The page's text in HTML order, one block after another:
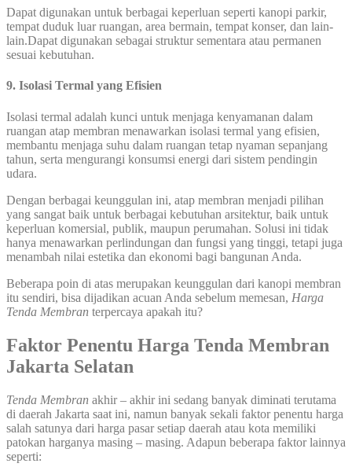
Dapat digunakan untuk berbagai keperluan seperti kanopi parkir,
tempat duduk luar ruangan, area bermain, tempat konser, dan lain-
lain.Dapat digunakan sebagai struktur sementara atau permanen
sesuai kebutuhan.
9. Isolasi Termal yang Efisien
Isolasi termal adalah kunci untuk menjaga kenyamanan dalam
ruangan atap membran menawarkan isolasi termal yang efisien,
membantu menjaga suhu dalam ruangan tetap nyaman sepanjang
tahun, serta mengurangi konsumsi energi dari sistem pendingin
udara.
Dengan berbagai keunggulan ini, atap membran menjadi pilihan
yang sangat baik untuk berbagai kebutuhan arsitektur, baik untuk
keperluan komersial, publik, maupun perumahan. Solusi ini tidak
hanya menawarkan perlindungan dan fungsi yang tinggi, tetapi juga
menambah nilai estetika dan ekonomi bagi bangunan Anda.
Beberapa poin di atas merupakan keunggulan dari kanopi membran
itu sendiri, bisa dijadikan acuan Anda sebelum memesan, Harga
Tenda Membran terpercaya apakah itu?
Faktor Penentu Harga Tenda Membran
Jakarta Selatan
Tenda Membran akhir – akhir ini sedang banyak diminati terutama
di daerah Jakarta saat ini, namun banyak sekali faktor penentu harga
salah satunya dari harga pasar setiap daerah atau kota memiliki
patokan harganya masing – masing. Adapun beberapa faktor lainnya
seperti: